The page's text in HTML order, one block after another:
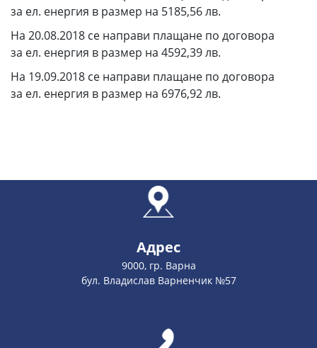
за ел. енергия в размер на 5185,56 лв.
На 20.08.2018 се направи плащане по договора
за ел. енергия в размер на 4592,39 лв.
На 19.09.2018 се направи плащане по договора
за ел. енергия в размер на 6976,92 лв.
Адрес
9000, гр. Варна
бул. Владислав Варненчик №57